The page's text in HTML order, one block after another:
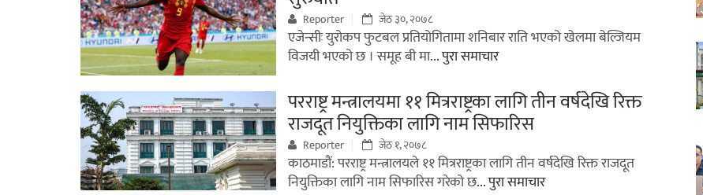
Reporter जेठ ३०, २०७८
एजेन्सीः युरोकप फुटबल प्रतियोगितामा शनिबार राति भएको खेलमा बेल्जियम
विजयी भएको छ । समूह बी मा... पुरा समाचार
परराष्ट्र मन्त्रालयमा ११ मित्रराष्ट्रका लागि तीन वर्षदेखि रिक्त
राजदूत नियुक्तिका लागि नाम सिफारिस
Reporter जेठ १, २०७८
काठमाडौं: परराष्ट्र मन्त्रालयले ११ मित्रराष्ट्रका लागि तीन वर्षदेखि रिक्त राजदूत
नियुक्तिका लागि नाम सिफारिस गरेको छ... पुरा समाचार